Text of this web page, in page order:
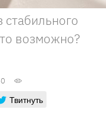
возможно?
Твитнуть